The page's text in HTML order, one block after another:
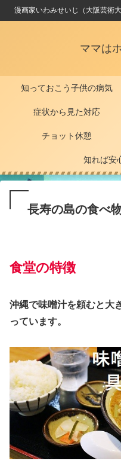
漫画家いわみせいじ（大阪芸術
ママは
知っておこう子供の病気
症状から見た対応
チョット休憩
知れば安
長寿の島の食べ
食堂の特徴
沖縄で味噌汁を頼むと大
っています。